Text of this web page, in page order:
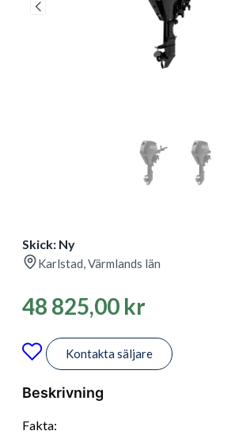
Skick: Ny
Karlstad, Värmlands län
48 825,00 kr
Kontakta säljare
Beskrivning
Fakta: